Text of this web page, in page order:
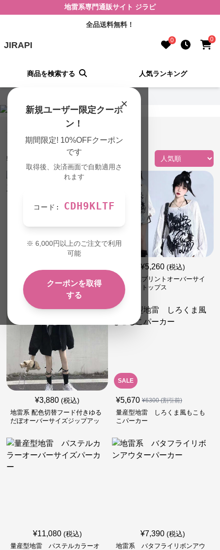
地雷系専門通販サイト ジラピ
全品送料無料！
JIRAPI 0 0
商品を検索する 人気ランキング
×
新規ユーザー限定クーポ
ン！
期間限定! 10%OFFクーポン
です
取得後、決済画面で自動適用さ
れます
コード: CDH9KLTF
※ 6,000円以上のご注文で利用
可能
クーポンを取得
する
JIRAPI TOP
アウター 地雷系 商品一覧
57 件の商品が見つかりました
地雷系ファッション 香港系長袖
シャツ
¥5,260 (税込)
落書き風プリントオーバーサイ
ズニットトップス
¥3,880 (税込)
地雷系 配色切替フード付きゆる
だぼオーバーサイズジップアッ
SALE
¥5,670 ¥6300(割引前)
量産型地雷 しろくま風もこも
こパーカー
¥11,080 (税込)
量産型地雷 パステルカラーオ
¥7,390 (税込)
地雷系 バタフライリボンアウ